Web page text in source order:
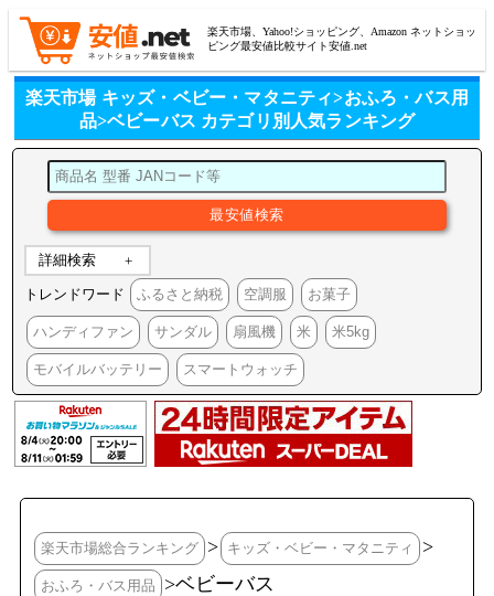
楽天市場、Yahoo!ショッピング、Amazon ネットショッ
ピング最安値比較サイト安値.net
楽天市場 キッズ・ベビー・マタニティ>おふろ・バス用
品>ベビーバス カテゴリ別人気ランキング
詳細検索
トレンドワード ふるさと納税 空調服 お菓子
ハンディファン サンダル 扇風機 米 米5kg
モバイルバッテリー スマートウォッチ
楽天市場総合ランキング > キッズ・ベビー・マタニティ >
おふろ・バス用品 >ベビーバス